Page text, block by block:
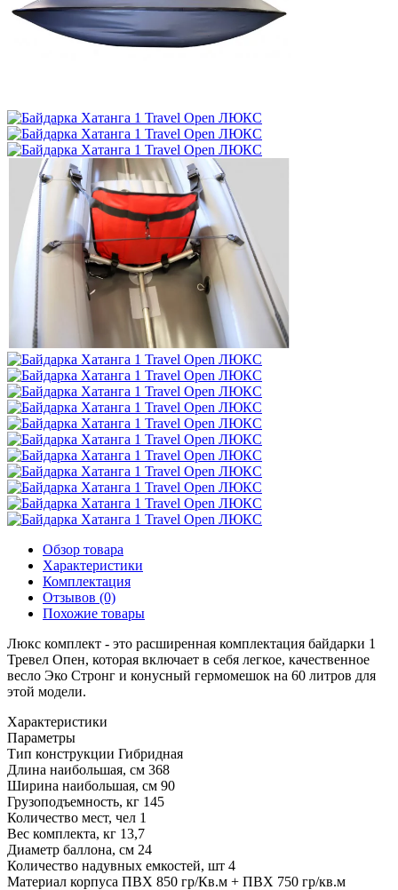
Обзор товара
Характеристики
Комплектация
Отзывов (0)
Похожие товары
Люкс комплект - это расширенная комплектация байдарки 1
Тревел Опен, которая включает в себя легкое, качественное
весло Эко Стронг и конусный гермомешок на 60 литров для
этой модели.
Характеристики
Параметры
Тип конструкции Гибридная
Длина наибольшая, см 368
Ширина наибольшая, см 90
Грузоподъемность, кг 145
Количество мест, чел 1
Вес комплекта, кг 13,7
Диаметр баллона, см 24
Количество надувных емкостей, шт 4
Материал корпуса ПВХ 850 гр/Кв.м + ПВХ 750 гр/кв.м